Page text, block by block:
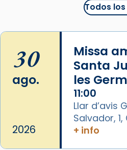
juliol la missa
📸 J. Merino
Foto
View on Facebook
Catedral de
Todos
30
ago.
2026
Missa
Santa
les
11:00
Llar d’avis
Salvador,
+ info